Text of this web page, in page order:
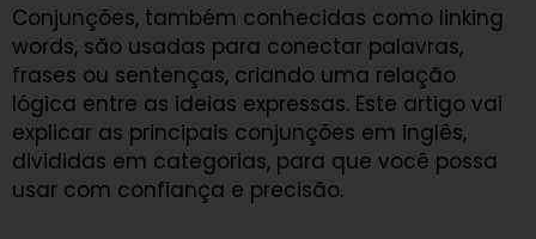
Conjunções, também conhecidas como linking
words, são usadas para conectar palavras,
frases ou sentenças, criando uma relação
lógica entre as ideias expressas. Este artigo vai
explicar as principais conjunções em inglês,
divididas em categorias, para que você possa
usar com confiança e precisão.